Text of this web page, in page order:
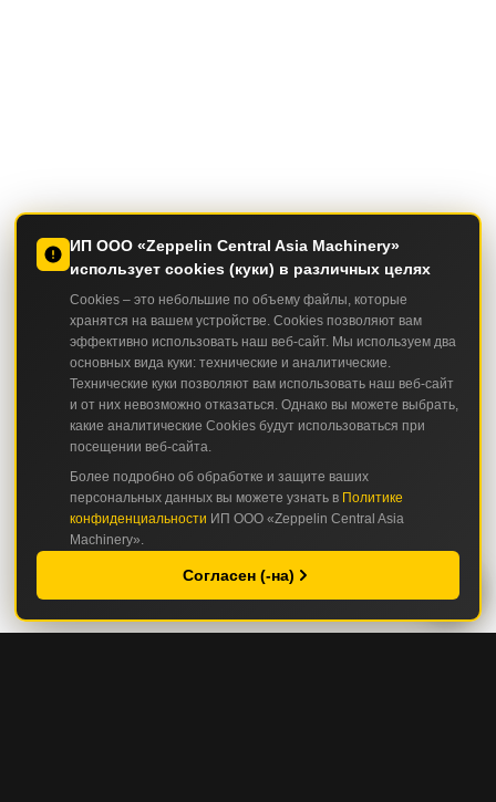
ИП ООО «Zeppelin Central Asia Machinery»
использует cookies (куки) в различных целях
Cookies – это небольшие по объему файлы, которые
хранятся на вашем устройстве. Cookies позволяют вам
эффективно использовать наш веб-сайт. Мы используем два
основных вида куки: технические и аналитические.
Технические куки позволяют вам использовать наш веб-сайт
и от них невозможно отказаться. Однако вы можете выбрать,
какие аналитические Cookies будут использоваться при
посещении веб-сайта.
Более подробно об обработке и защите ваших
персональных данных вы можете узнать в Политике
конфиденциальности ИП ООО «Zeppelin Central Asia
Machinery».
Согласен (-на)